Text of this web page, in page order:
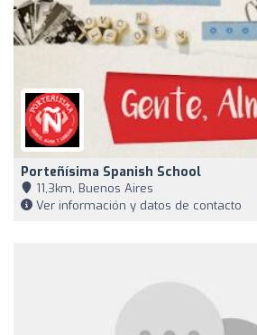
Porteñísima Spanish School
11,3km, Buenos Aires
Ver información y datos de contacto